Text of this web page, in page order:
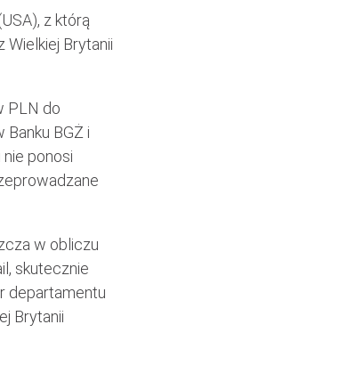
z którą
Wielkiej Brytanii
PLN do
BGŻ i
ponosi
w obliczu
skutecznie
departamentu
Brytanii